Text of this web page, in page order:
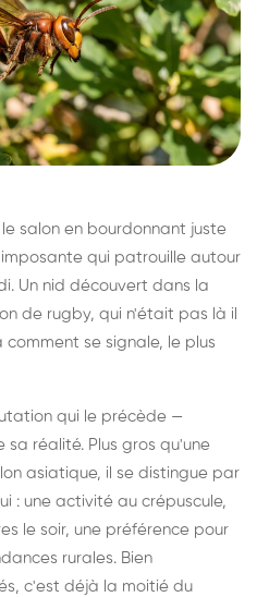
salon en bourdonnant juste
qui patrouille autour
Un nid découvert dans la
de rugby, qui n'était pas là il
comment se signale, le plus
qui le précède —
réalité. Plus gros qu'une
asiatique, il se distingue par
: une activité au crépuscule,
le soir, une préférence pour
rurales. Bien
c'est déjà la moitié du